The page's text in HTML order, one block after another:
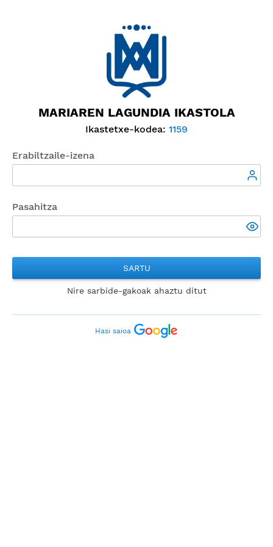
MARIAREN LAGUNDIA IKASTOLA
Ikastetxe-kodea: 1159
Erabiltzaile-izena
Pasahitza
SARTU
Nire sarbide-gakoak ahaztu ditut
Hasi saioa